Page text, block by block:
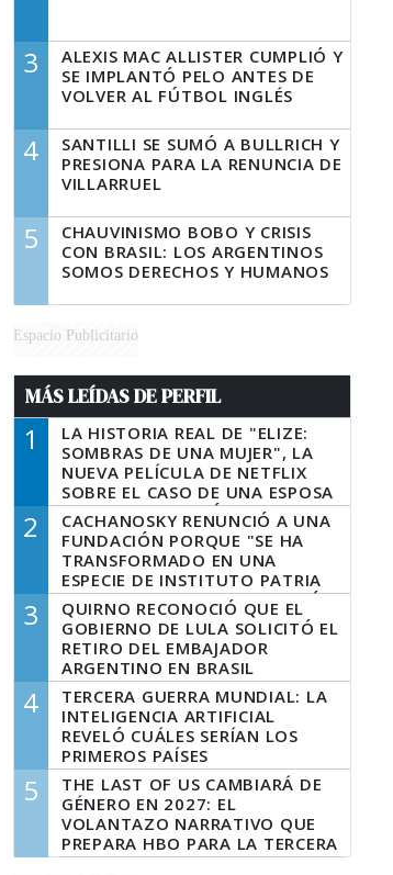
3
ALEXIS MAC ALLISTER CUMPLIÓ Y
SE IMPLANTÓ PELO ANTES DE
VOLVER AL FÚTBOL INGLÉS
4
SANTILLI SE SUMÓ A BULLRICH Y
PRESIONA PARA LA RENUNCIA DE
VILLARRUEL
5
CHAUVINISMO BOBO Y CRISIS
CON BRASIL: LOS ARGENTINOS
SOMOS DERECHOS Y HUMANOS
Espacio Publicitario
MÁS LEÍDAS DE PERFIL
1
LA HISTORIA REAL DE "ELIZE:
SOMBRAS DE UNA MUJER", LA
NUEVA PELÍCULA DE NETFLIX
SOBRE EL CASO DE UNA ESPOSA
QUE DESCUARTIZÓ A SU
MARIDO
2
CACHANOSKY RENUNCIÓ A UNA
FUNDACIÓN PORQUE "SE HA
TRANSFORMADO EN UNA
ESPECIE DE INSTITUTO PATRIA
INCONDICIONAL DE LA GESTIÓN
DE MILEI"
3
QUIRNO RECONOCIÓ QUE EL
GOBIERNO DE LULA SOLICITÓ EL
RETIRO DEL EMBAJADOR
ARGENTINO EN BRASIL
4
TERCERA GUERRA MUNDIAL: LA
INTELIGENCIA ARTIFICIAL
REVELÓ CUÁLES SERÍAN LOS
PRIMEROS PAÍSES
LATINOAMERICANOS EN SER
DERROTADOS
5
THE LAST OF US CAMBIARÁ DE
GÉNERO EN 2027: EL
VOLANTAZO NARRATIVO QUE
PREPARA HBO PARA LA TERCERA
TEMPORADA